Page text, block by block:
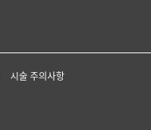
시술 주의사항